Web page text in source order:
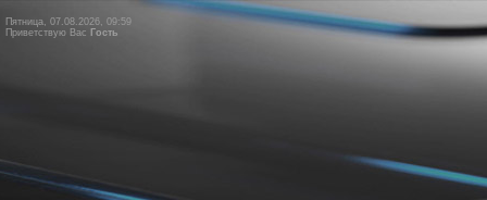
Пятница, 07.08.2026, 09:59
Приветствую Вас Гость